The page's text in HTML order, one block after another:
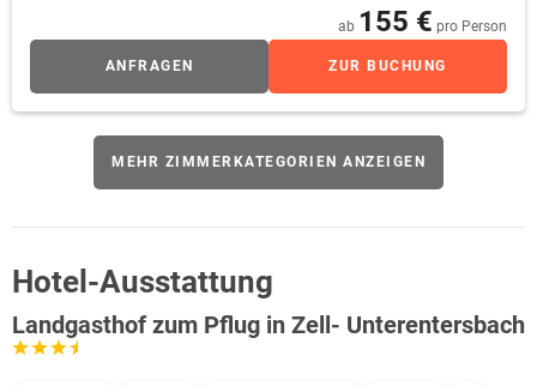
ab 155 € pro Person
ANFRAGEN ZUR BUCHUNG
MEHR ZIMMERKATEGORIEN ANZEIGEN
Hotel-Ausstattung
Landgasthof zum Pflug in Zell- Unterentersbach